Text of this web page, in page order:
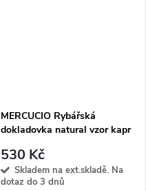
MERCUCIO Rybářská
dokladovka natural vzor kapr
530 Kč
Skladem na ext.skladě. Na
dotaz do 3 dnů